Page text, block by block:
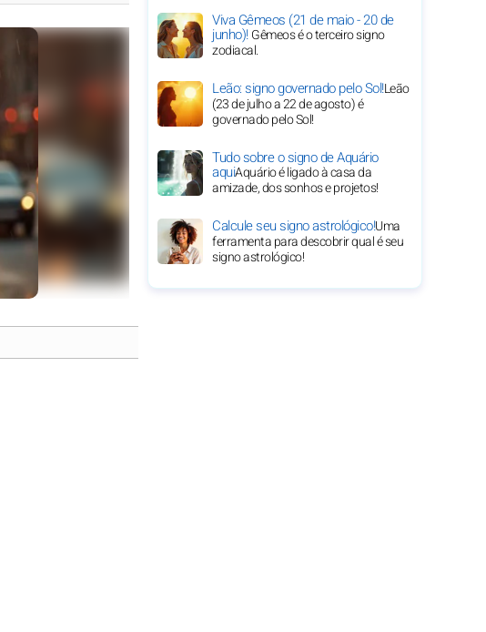
Viva Gêmeos (21 de maio - 20 de
junho)!Gêmeos é o terceiro signo
zodiacal.
Leão: signo governado pelo Sol!Leão
(23 de julho a 22 de agosto) é
governado pelo Sol!
Tudo sobre o signo de Aquário
aquiAquário é ligado à casa da
amizade, dos sonhos e projetos!
Calcule seu signo astrológico!Uma
ferramenta para descobrir qual é seu
signo astrológico!